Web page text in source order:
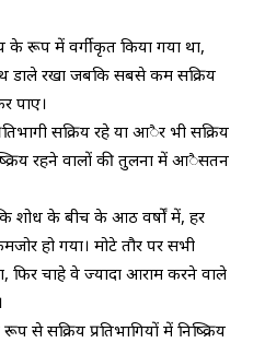
के रूप में वर्गीकृत किया गया था,
डाले रखा जबकि सबसे कम सक्रिय
पाए।
सक्रिय रहे या आैर भी सक्रिय
रहने वालों की तुलना में आैसतन
शोध के बीच के आठ वर्षों में, हर
हो गया। मोटे तौर पर सभी
फिर चाहे वे ज्यादा आराम करने वाले
से सक्रिय प्रतिभागियों में निष्क्रिय